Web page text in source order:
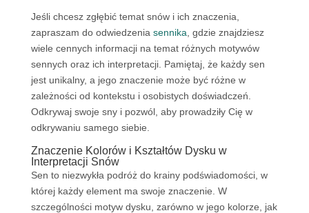
Jeśli chcesz zgłębić temat snów i ich znaczenia,
zapraszam do odwiedzenia sennika , gdzie znajdziesz
wiele cennych informacji na temat różnych motywów
sennych oraz ich interpretacji. Pamiętaj, że każdy sen
jest unikalny, a jego znaczenie może być różne w
zależności od kontekstu i osobistych doświadczeń.
Odkrywaj swoje sny i pozwól, aby prowadziły Cię w
odkrywaniu samego siebie.
Znaczenie Kolorów i Kształtów Dysku w
Interpretacji Snów
Sen to niezwykła podróż do krainy podświadomości, w
której każdy element ma swoje znaczenie. W
szczególności motyw dysku, zarówno w jego kolorze, jak